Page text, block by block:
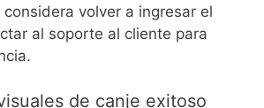
volver a ingresar el
al soporte al cliente para
de canje exitoso